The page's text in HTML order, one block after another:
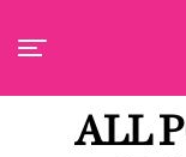
ALL